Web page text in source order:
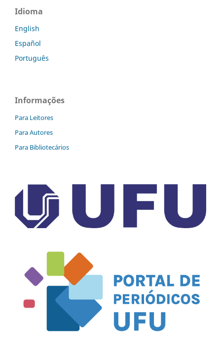
Idioma
English
Español
Português
Informações
Para Leitores
Para Autores
Para Bibliotecários